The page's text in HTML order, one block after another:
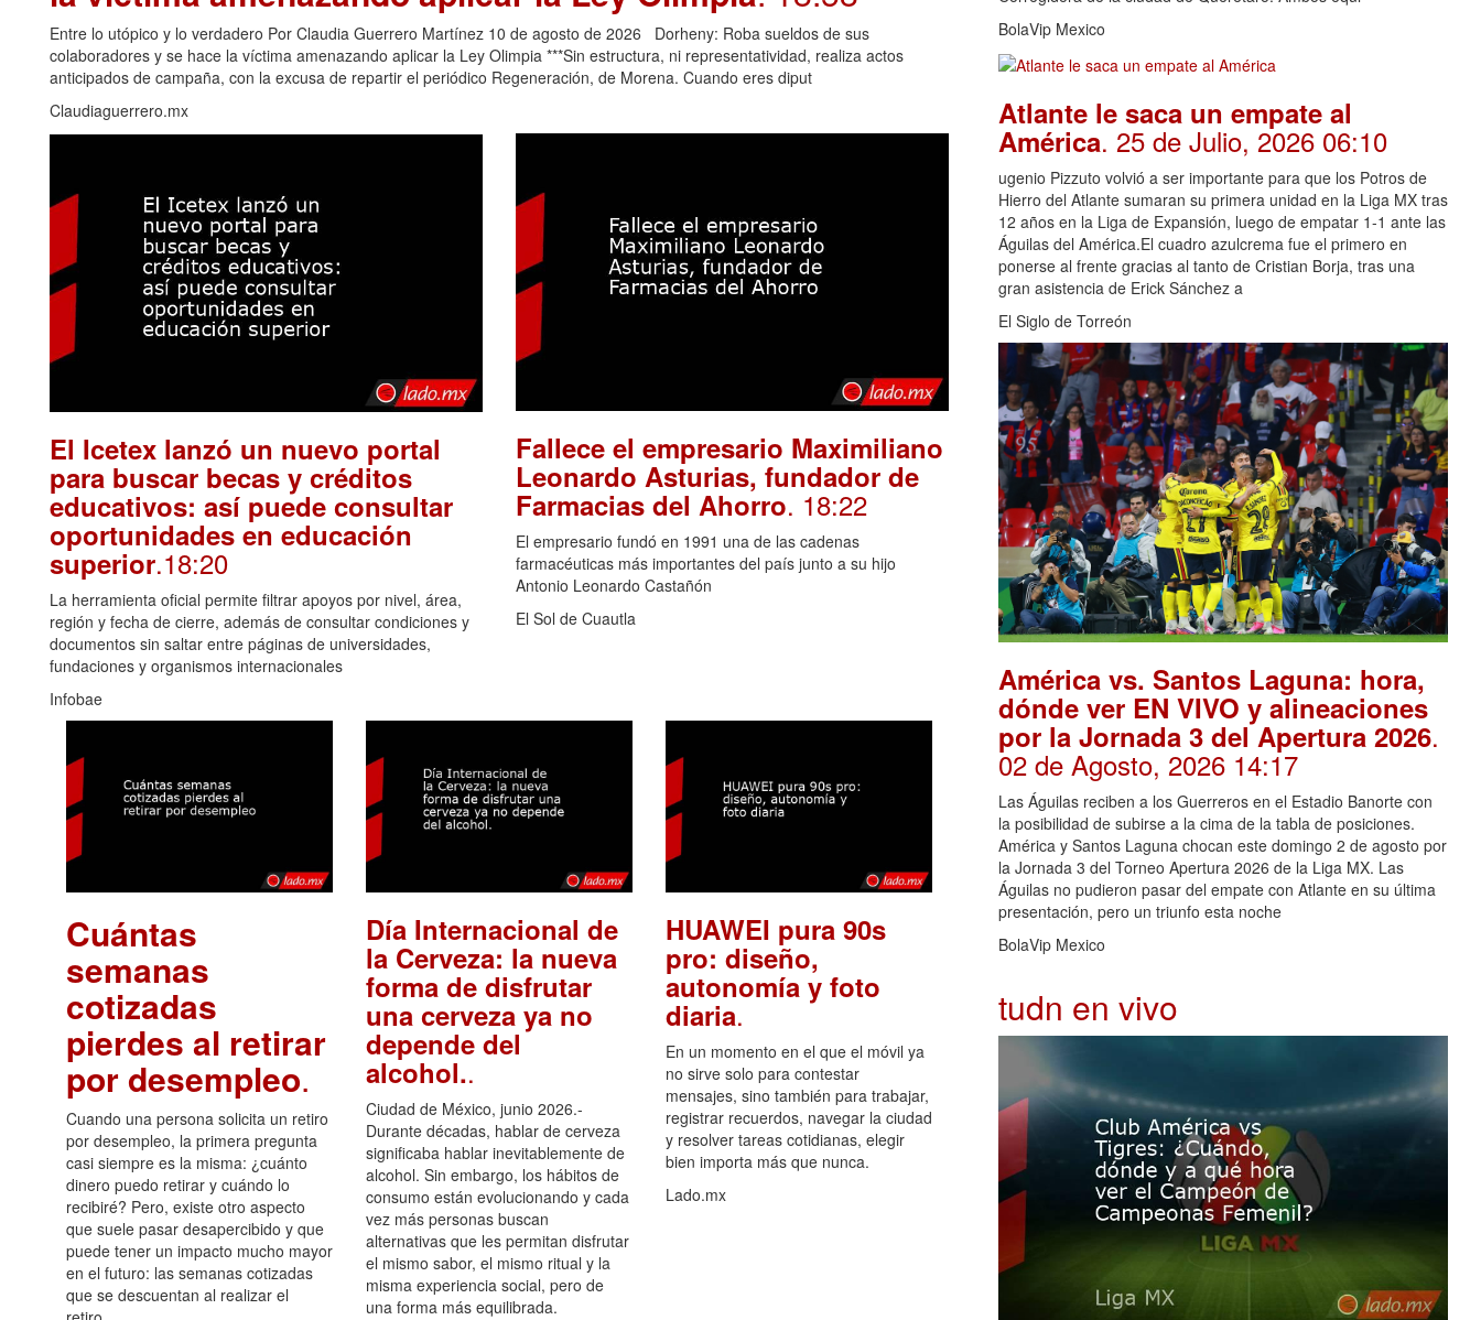
Entre lo utópico y lo verdadero Por Claudia Guerrero Martínez 10 de agosto de 2026 Dorheny: Roba sueldos de sus
colaboradores y se hace la víctima amenazando aplicar la Ley Olimpia ***Sin estructura, ni representatividad, realiza actos
anticipados de campaña, con la excusa de repartir el periódico Regeneración, de Morena. Cuando eres diput
Claudiaguerrero.mx
El Icetex lanzó un nuevo portal
para buscar becas y créditos
educativos: así puede consultar
oportunidades en educación
superior.18:20
La herramienta oficial permite filtrar apoyos por nivel, área,
región y fecha de cierre, además de consultar condiciones y
documentos sin saltar entre páginas de universidades,
fundaciones y organismos internacionales
Infobae
Fallece el empresario Maximiliano
Leonardo Asturias, fundador de
Farmacias del Ahorro. 18:22
El empresario fundó en 1991 una de las cadenas
farmacéuticas más importantes del país junto a su hijo
Antonio Leonardo Castañón
El Sol de Cuautla
Cuántas
semanas
cotizadas
pierdes al retirar
por desempleo.
Cuando una persona solicita un retiro
por desempleo, la primera pregunta
casi siempre es la misma: ¿cuánto
dinero puedo retirar y cuándo lo
recibiré? Pero, existe otro aspecto
que suele pasar desapercibido y que
puede tener un impacto mucho mayor
en el futuro: las semanas cotizadas
que se descuentan al realizar el
Día Internacional de
la Cerveza: la nueva
forma de disfrutar
una cerveza ya no
depende del
alcohol..
Ciudad de México, junio 2026.-
Durante décadas, hablar de cerveza
significaba hablar inevitablemente de
alcohol. Sin embargo, los hábitos de
consumo están evolucionando y cada
vez más personas buscan
alternativas que les permitan disfrutar
el mismo sabor, el mismo ritual y la
misma experiencia social, pero de
una forma más equilibrada.
HUAWEI pura 90s
pro: diseño,
autonomía y foto
diaria.
En un momento en el que el móvil ya
no sirve solo para contestar
mensajes, sino también para trabajar,
registrar recuerdos, navegar la ciudad
y resolver tareas cotidianas, elegir
bien importa más que nunca.
Lado.mx
BolaVip Mexico
Atlante le saca un empate al
América. 25 de Julio, 2026 06:10
ugenio Pizzuto volvió a ser importante para que los Potros de
Hierro del Atlante sumaran su primera unidad en la Liga MX tras
12 años en la Liga de Expansión, luego de empatar 1-1 ante las
Águilas del América.El cuadro azulcrema fue el primero en
ponerse al frente gracias al tanto de Cristian Borja, tras una
gran asistencia de Erick Sánchez a
El Siglo de Torreón
América vs. Santos Laguna: hora,
dónde ver EN VIVO y alineaciones
por la Jornada 3 del Apertura 2026.
02 de Agosto, 2026 14:17
Las Águilas reciben a los Guerreros en el Estadio Banorte con
la posibilidad de subirse a la cima de la tabla de posiciones.
América y Santos Laguna chocan este domingo 2 de agosto por
la Jornada 3 del Torneo Apertura 2026 de la Liga MX. Las
Águilas no pudieron pasar del empate con Atlante en su última
presentación, pero un triunfo esta noche
BolaVip Mexico
tudn en vivo